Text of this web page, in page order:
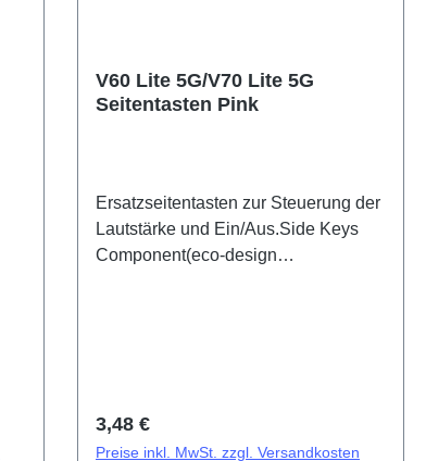
V60 Lite 5G/V70 Lite 5G
Seitentasten Pink
Ersatzseitentasten zur Steuerung der
Lautstärke und Ein/Aus.Side Keys
Component(eco-design
Regulärer Preis:
3,48 €
Preise inkl. MwSt. zzgl. Versandkosten